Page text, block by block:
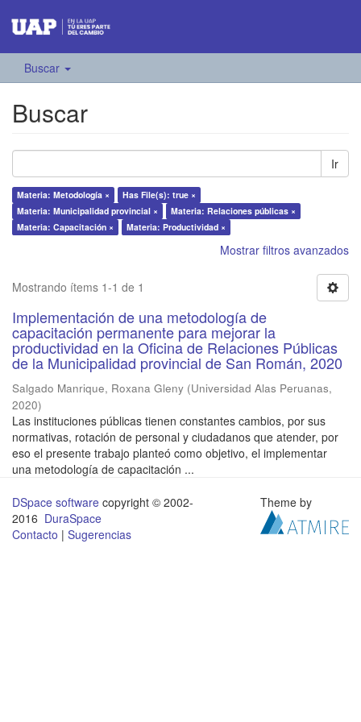
Buscar
Buscar
Ir
Materia: Metodología ×
Has File(s): true ×
Materia: Municipalidad provincial ×
Materia: Relaciones públicas ×
Materia: Capacitación ×
Materia: Productividad ×
Mostrar filtros avanzados
Mostrando ítems 1-1 de 1
Implementación de una metodología de
capacitación permanente para mejorar la
productividad en la Oficina de Relaciones Públicas
de la Municipalidad provincial de San Román, 2020
Salgado Manrique, Roxana Gleny (Universidad Alas Peruanas,
2020)
Las instituciones públicas tienen constantes cambios, por sus
normativas, rotación de personal y ciudadanos que atender, por
eso el presente trabajo planteó como objetivo, el implementar
una metodología de capacitación ...
DSpace software copyright © 2002-
2016 DuraSpace
Contacto | Sugerencias
Theme by